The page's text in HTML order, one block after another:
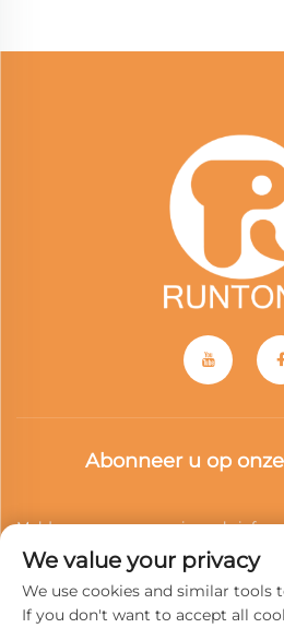
Abonneer u op
Meld u aan voor onze nieuwsbrief
nieuws, updates en inzichten van ons
We value your privacy
We use cookies and similar tools
If you don't want to accept all